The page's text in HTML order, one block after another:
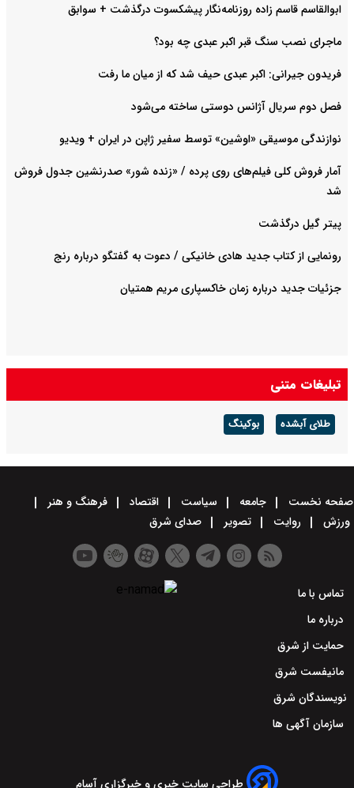
ابوالقاسم قاسم زاده روزنامه‌نگار پیشکسوت درگذشت + سوابق
ماجرای نصب سنگ قبر اکبر عبدی چه بود؟
فریدون جیرانی: اکبر عبدی حیف شد که از میان ما رفت
فصل دوم سریال آژانس دوستی ساخته می‌شود
نوازندگی موسیقی «اوشین» توسط سفیر ژاپن در ایران + ویدیو
آمار فروش کلی فیلم‌های روی پرده / «زنده شور» صدرنشین جدول فروش
شد
پیتر گیل درگذشت
رونمایی از کتاب جدید هادی خانیکی / دعوت به گفتگو درباره رنج
جزئیات جدید درباره زمان خاکسپاری مریم همتیان
تبلیغات متنی
طلای آبشده بوکینگ
صفحه نخست جامعه سیاست اقتصاد
فرهنگ و هنر
ورزش
روایت تصویر صدای شرق
تماس با ما
درباره ما
حمایت از شرق
مانیفست شرق
نویسندگان شرق
سازمان آگهی ها
طراحی سایت خبری و خبرگزاری آسام